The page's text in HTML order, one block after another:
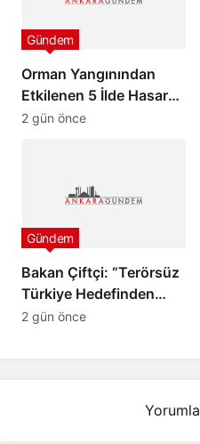
Orman Yangınından
Etkilenen 5 İlde Hasar
Tespit Çalışmaları
Gündem
2 gün önce
Bakan Çiftçi: “Terörsüz
Türkiye Hedefinden
Dönüş Yoktur”
Gündem
2 gün önce